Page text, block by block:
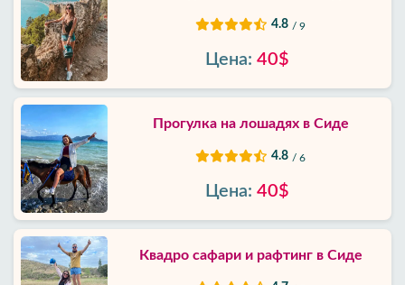
4.8 / 9
Цена: 40$
Прогулка на лошадях в Сиде
4.8 / 6
Цена: 40$
Квадро сафари и рафтинг в Сиде